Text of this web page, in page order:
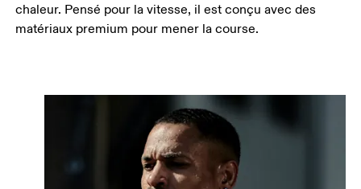
chaleur. Pensé pour la vitesse, il est conçu avec des
matériaux premium pour mener la course.